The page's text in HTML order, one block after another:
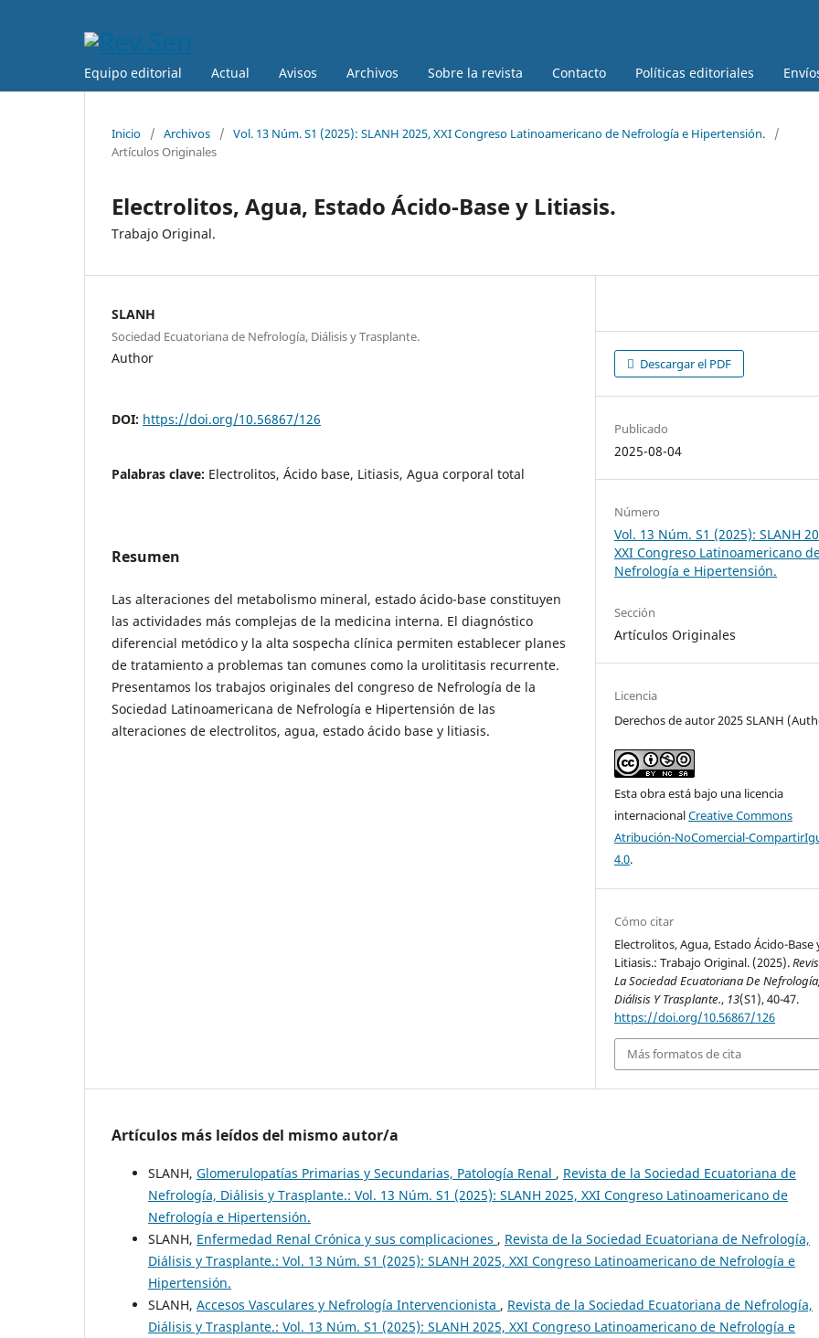
Equipo editorial Actual Avisos Archivos Sobre la revista Contacto Políticas editoriales
Inicio / Archivos / Vol. 13 Núm. S1 (2025): SLANH 2025, XXI Congreso Latinoamericano de Nefrología e Hipertensión.
/
Artículos Originales
Electrolitos, Agua, Estado Ácido-Base y Litiasis.
Trabajo Original.
SLANH
Sociedad Ecuatoriana de Nefrología, Diálisis y Trasplante.
Author
DOI: https://doi.org/10.56867/126
Palabras clave: Electrolitos, Ácido base, Litiasis, Agua corporal total
Resumen
Las alteraciones del metabolismo mineral, estado ácido-base constituyen
las actividades más complejas de la medicina interna. El diagnóstico
diferencial metódico y la alta sospecha clínica permiten establecer planes
de tratamiento a problemas tan comunes como la urolititasis recurrente.
Presentamos los trabajos originales del congreso de Nefrología de la
Sociedad Latinoamericana de Nefrología e Hipertensión de las
alteraciones de electrolitos, agua, estado ácido base y litiasis.
Descargar el PDF
Publicado
2025-08-04
Número
Vol. 13 Núm. S1 (2025): SLANH
XXI Congreso Latinoamericano
Nefrología e Hipertensión.
Sección
Artículos Originales
Licencia
Derechos de autor 2025 SLANH
Esta obra está bajo una licencia
internacionalCreative Commons
Atribución-NoComercial-
4.0.
Cómo citar
Electrolitos, Agua, Estado Ácido-Base
Litiasis.: Trabajo Original. (2025).
La Sociedad Ecuatoriana De Nefrología,
Diálisis Y Trasplante., 13(S1), 40-47.
https://doi.org/10.56867/126
Más formatos de cita
Artículos más leídos del mismo autor/a
SLANH, Glomerulopatías Primarias y Secundarias, Patología Renal , Revista de la Sociedad Ecuatoriana de
Nefrología, Diálisis y Trasplante.: Vol. 13 Núm. S1 (2025): SLANH 2025, XXI Congreso Latinoamericano de
Nefrología e Hipertensión.
SLANH, Enfermedad Renal Crónica y sus complicaciones , Revista de la Sociedad Ecuatoriana de Nefrología,
Diálisis y Trasplante.: Vol. 13 Núm. S1 (2025): SLANH 2025, XXI Congreso Latinoamericano de Nefrología e
Hipertensión.
SLANH, Accesos Vasculares y Nefrología Intervencionista , Revista de la Sociedad Ecuatoriana de Nefrología,
Diálisis y Trasplante.: Vol. 13 Núm. S1 (2025): SLANH 2025, XXI Congreso Latinoamericano de Nefrología e